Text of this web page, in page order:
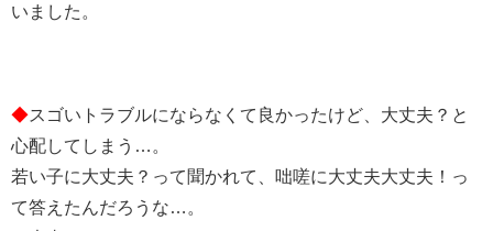
いました。
◆スゴいトラブルにならなくて良かったけど、大丈夫？と
心配してしまう…。
若い子に大丈夫？って聞かれて、咄嗟に大丈夫大丈夫！っ
て答えたんだろうな…。